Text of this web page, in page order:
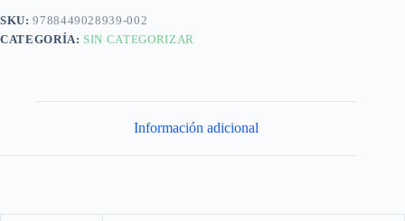
SKU:9788449028939-002
CATEGORÍA: SIN CATEGORIZAR
Información adicional